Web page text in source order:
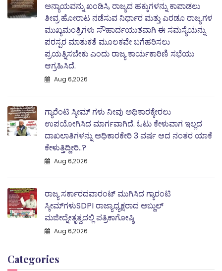
ಅನ್ಯಾಯವನ್ನು ಖಂಡಿಸಿ, ರಾಜ್ಯದ ಹಕ್ಕುಗಳನ್ನು ಕಾಪಾಡಲು
ತೀವ್ರ ಹೋರಾಟ ನಡೆಸುವ ನಿರ್ಧಾರ ಮತ್ತು ಎರಡೂ ರಾಜ್ಯಗಳ
ಮುಖ್ಯಮಂತ್ರಿಗಳು ಸೌಹಾರ್ದಯುತವಾಗಿ ಈ ಸಮಸ್ಯೆಯನ್ನು
ಪರಸ್ಪರ ಮಾತುಕತೆ ಮೂಲಕವೇ ಬಗೆಹರಿಸಲು
ಪ್ರಯತ್ನಿಸಬೇಕು ಎಂದು ರಾಜ್ಯ ಕಾರ್ಯಕಾರಿಣಿ ಸಭೆಯು
ಆಗ್ರಹಿಸಿದೆ.
Aug 6,2026
ಗ್ಯಾರೆಂಟಿ ಸ್ಕೀಮ್ ಗಳು ನೀವು ಅಧಿಕಾರಕ್ಕೇರಲು
ಉಪಯೋಗಿಸಿದ ಮಾರ್ಗವಾಗಿದೆ. ಓಟು ಕೇಳುವಾಗ ಇಲ್ಲದ
ದಾಖಲಾತಿಗಳನ್ನು ಅಧಿಕಾರಕೇರಿ 3 ವರ್ಷ ಆದ ನಂತರ ಯಾಕೆ
ಕೇಳುತ್ತಿದ್ದೀರಿ..?
Aug 6,2026
ರಾಜ್ಯ ಸರ್ಕಾರದವಾರಂಟ್ ಮುಗಿಸಿದ ಗ್ಯಾರಂಟಿ
ಸ್ಕೀಮ್‌ಗಳುSDPI ರಾಜ್ಯಾಧ್ಯಕ್ಷರಾದ ಅಬ್ದುಲ್
ಮಜೀದ್ನೇತೃತ್ವದಲ್ಲಿ ಪತ್ರಿಕಾಗೋಷ್ಠಿ
Aug 6,2026
Categories